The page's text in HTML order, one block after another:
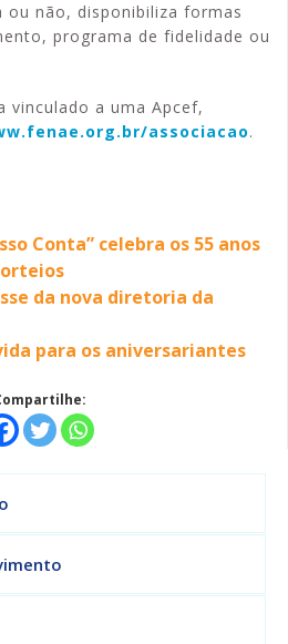
ou não, disponibiliza formas
programa de fidelidade ou
vinculado a uma Apcef,
associacao.
Conta” celebra os 55 anos
da nova diretoria da
para os aniversariantes